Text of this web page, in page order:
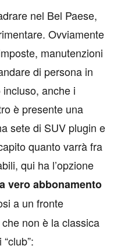
nel Bel Paese,
Ovviamente
manutenzioni
di persona in
anche i
è presente una
sete di SUV plugin e
quanto varrà fra
qui ha l’opzione
vero abbonamento
a un fronte
non è la classica